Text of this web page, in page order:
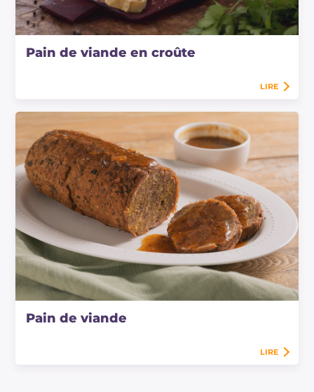
Pain de viande en croûte
LIRE
Pain de viande
LIRE